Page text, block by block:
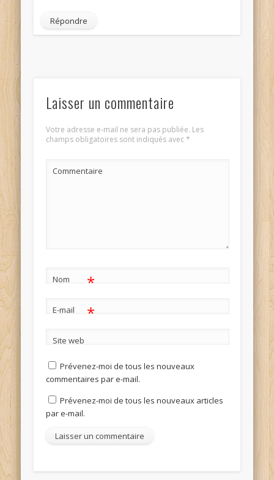
Répondre
Laisser un commentaire
Votre adresse e-mail ne sera pas publiée. Les
champs obligatoires sont indiqués avec*
Commentaire
Nom *
E-mail *
Site web
Prévenez-moi de tous les nouveaux
commentaires par e-mail.
Prévenez-moi de tous les nouveaux articles
par e-mail.